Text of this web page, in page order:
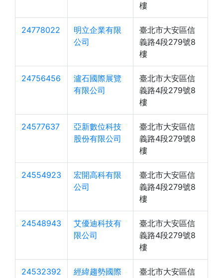
樓
24778022
明立企業有限
公司
臺北市大安區信
義路4段279號8
樓
24756456
瀘石國際展覽
有限公司
臺北市大安區信
義路4段279號8
樓
24577637
亞新數位科技
股份有限公司
臺北市大安區信
義路4段279號8
樓
24554923
宏開高科有限
公司
臺北市大安區信
義路4段279號8
樓
24548943
艾優迪科技有
限公司
臺北市大安區信
義路4段279號8
樓
24532392
經緯趨勢國際
臺北市大安區信